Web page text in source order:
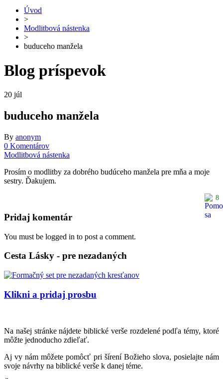
Úvod
>
Modlitbová nástenka
>
buduceho manžela
Blog príspevok
20 júl
buduceho manžela
By anonym
0 Komentárov
Modlitbová nástenka
Prosím o modlitby za dobrého budúceho manžela pre mňa a moje
sestry. Ďakujem.
8
Pridaj komentár
You must be logged in to post a comment.
Cesta Lásky - pre nezadaných
Klikni a pridaj prosbu
Na našej stránke nájdete biblické verše rozdelené podľa témy, ktoré
môžte jednoducho zdieľať.
Aj vy nám môžete pomôcť pri šírení Božieho slova, posielajte nám
svoje návrhy na biblické verše k danej téme.